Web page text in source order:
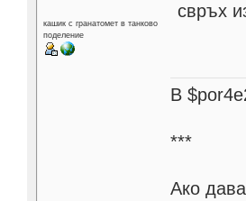
кашик с гранатомет в танково
поделение
свръх
В
***
Aко